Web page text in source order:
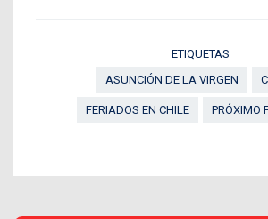
ETIQUETAS
ASUNCIÓN DE LA VIRGEN
FERIADOS EN CHILE PRÓXIMO